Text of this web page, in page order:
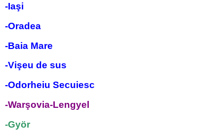
-Iaşi
-Oradea
-Baia Mare
-Vişeu de sus
-Odorheiu Secuiesc
-Warşovia-Lengyel
-Györ